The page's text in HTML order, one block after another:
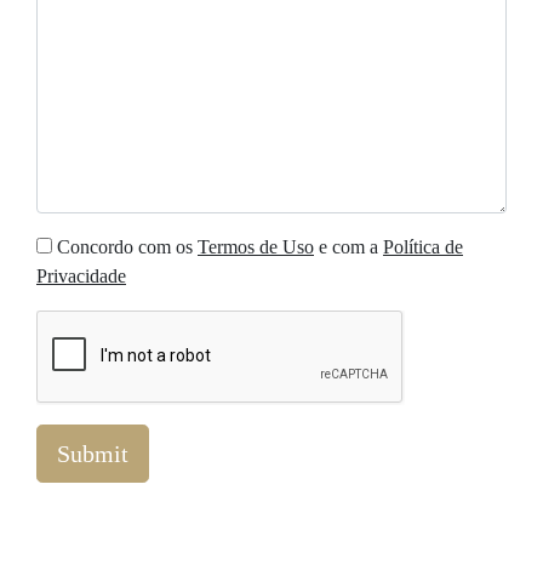
Concordo com os Termos de Uso e com a Política de
Privacidade